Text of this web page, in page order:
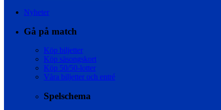
Nyheter
Gå på match
Köp biljetter
Köp säsongskort
Köp 50/50-lotter
Våra biljetter och entré
Spelschema